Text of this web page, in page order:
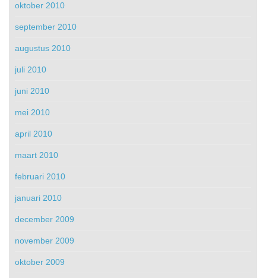
oktober 2010
september 2010
augustus 2010
juli 2010
juni 2010
mei 2010
april 2010
maart 2010
februari 2010
januari 2010
december 2009
november 2009
oktober 2009